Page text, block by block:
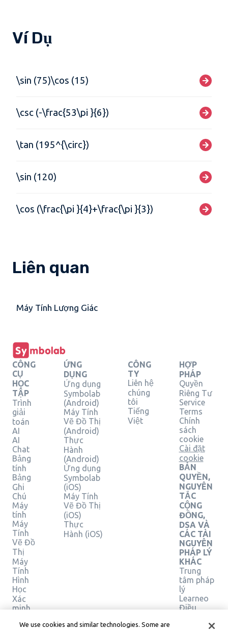
Ví Dụ
\sin (75)\cos (15)
\csc (-\frac{53\pi }{6})
\tan (195^{\circ})
\sin (120)
\cos (\frac{\pi }{4}+\frac{\pi }{3})
Liên quan
Máy Tính Lượng Giác
CÔNG
CỤ
HỌC
TẬP
Trình
giải
toán
AI
AI
Chat
Bảng
tính
Bảng
Ghi
Chú
Máy
tính
Máy
Tính
Vẽ Đồ
Thị
Máy
Tính
Hình
Học
Xác
minh
pháp
ỨNG
DỤNG
Ứng dụng
Symbolab
(Android)
Máy Tính
Vẽ Đồ Thị
(Android)
Thực
Hành
(Android)
Ứng dụng
Symbolab
(iOS)
Máy Tính
Vẽ Đồ Thị
(iOS)
Thực
Hành (iOS)
CÔNG
TY
Liên hệ
chúng
tôi
Tiếng
Việt
HỢP
PHÁP
Quyền
Riêng Tư
Service
Terms
Chính
sách
cookie
Cài đặt
cookie
BẢN
QUYỀN,
NGUYÊN
TẮC
CỘNG
ĐỒNG,
DSA VÀ
CÁC TÀI
NGUYÊN
PHÁP LÝ
KHÁC
Trung
tâm pháp
lý
Learneo
Điều
We use cookies and similar technologies. Some are